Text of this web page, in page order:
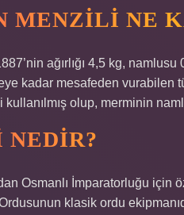
MENZILI NE
ağırlığı 4,5 kg,
kadar mesafeden vurabilen
olup, merminin
NEDIR?
Osmanlı İmparatorluğu için
klasik ordu